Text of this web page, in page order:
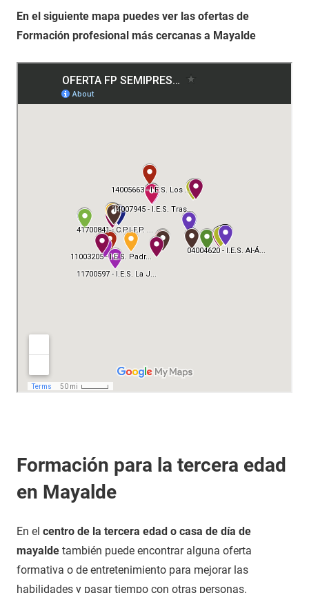
En el siguiente mapa puedes ver las ofertas de
Formación profesional más cercanas a Mayalde
Formación para la tercera edad
en Mayalde
En el centro de la tercera edad o casa de día de
mayalde también puede encontrar alguna oferta
formativa o de entretenimiento para mejorar las
habilidades y pasar tiempo con otras personas.